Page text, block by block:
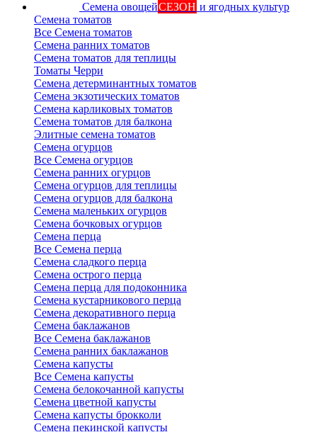
Семена овощейСЕЗОН и ягодных культур
Семена томатов
Все Семена томатов
Семена ранних томатов
Семена томатов для теплицы
Томаты Черри
Семена детерминантных томатов
Семена экзотических томатов
Семена карликовых томатов
Семена томатов для балкона
Элитные семена томатов
Семена огурцов
Все Семена огурцов
Семена ранних огурцов
Семена огурцов для теплицы
Семена огурцов для балкона
Семена маленьких огурцов
Семена бочковых огурцов
Семена перца
Все Семена перца
Семена сладкого перца
Семена острого перца
Семена перца для подоконника
Семена кустарникового перца
Семена декоративного перца
Семена баклажанов
Все Семена баклажанов
Семена ранних баклажанов
Семена капусты
Все Семена капусты
Семена белокочанной капусты
Семена цветной капусты
Семена капусты брокколи
Семена пекинской капусты